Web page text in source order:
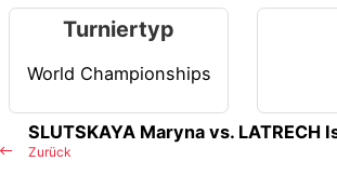
Turniertyp
World Championships
Zurück
SLUTSKAYA Maryna vs. LATRECH